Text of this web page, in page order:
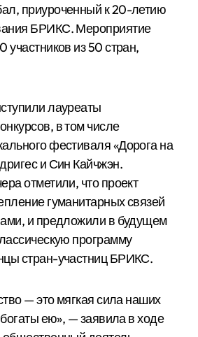
приуроченный к 20-летию
БРИКС. Мероприятие
участников из 50 стран,
лауреаты
в том числе
фестиваля «Дорога на
и Син Кайчжэн.
отметили, что проект
гуманитарных связей
и предложили в будущем
программу
стран-участниц БРИКС.
— это мягкая сила наших
ею», — заявила в ходе